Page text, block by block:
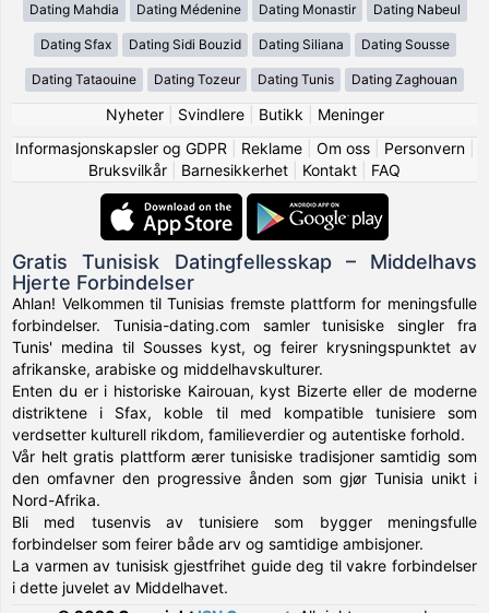
Dating Mahdia Dating Médenine Dating Monastir Dating Nabeul
Dating Sfax Dating Sidi Bouzid Dating Siliana Dating Sousse
Dating Tataouine Dating Tozeur Dating Tunis Dating Zaghouan
Nyheter| Svindlere| Butikk
Meninger
Informasjonskapsler og GDPR
Reklame| Om oss| Personvern|
Bruksvilkår
Barnesikkerhet Kontakt FAQ
Gratis Tunisisk Datingfellesskap – Middelhavs
Hjerte Forbindelser
Ahlan! Velkommen til Tunisias fremste plattform for meningsfulle
forbindelser. Tunisia-dating.com samler tunisiske singler fra
Tunis' medina til Sousses kyst, og feirer krysningspunktet av
afrikanske, arabiske og middelhavskulturer.
Enten du er i historiske Kairouan, kyst Bizerte eller de moderne
distriktene i Sfax, koble til med kompatible tunisiere som
verdsetter kulturell rikdom, familieverdier og autentiske forhold.
Vår helt gratis plattform ærer tunisiske tradisjoner samtidig som
den omfavner den progressive ånden som gjør Tunisia unikt i
Nord-Afrika.
Bli med tusenvis av tunisiere som bygger meningsfulle
forbindelser som feirer både arv og samtidige ambisjoner.
La varmen av tunisisk gjestfrihet guide deg til vakre forbindelser
i dette juvelet av Middelhavet.